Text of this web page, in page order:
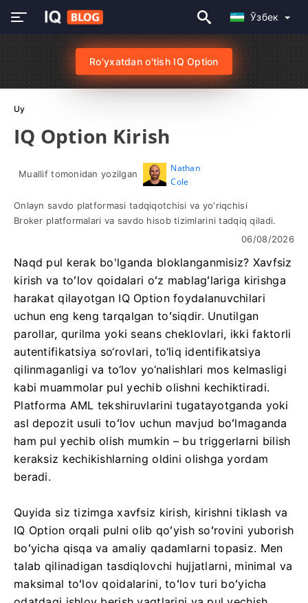
Ўзбек
Ro'yxatdan o'tish IQ Option
Uy
IQ Option Kirish
Muallif tomonidan yozilgan
Nathan
Cole
Onlayn savdo platformasi tadqiqotchisi va yo'riqchisi
Broker platformalari va savdo hisob tizimlarini tadqiq qiladi.
06/08/2026
Naqd pul kerak bo'lganda bloklanganmisiz? Xavfsiz
kirish va toʻlov qoidalari oʻz mablagʻlariga kirishga
harakat qilayotgan IQ Option foydalanuvchilari
uchun eng keng tarqalgan toʻsiqdir. Unutilgan
parollar, qurilma yoki seans cheklovlari, ikki faktorli
autentifikatsiya so‘rovlari, to‘liq identifikatsiya
qilinmaganligi va to‘lov yo‘nalishlari mos kelmasligi
kabi muammolar pul yechib olishni kechiktiradi.
Platforma AML tekshiruvlarini tugatayotganda yoki
asl depozit usuli toʻlov uchun mavjud boʻlmaganda
ham pul yechib olish mumkin – bu triggerlarni bilish
keraksiz kechikishlarning oldini olishga yordam
beradi.
Quyida siz tizimga xavfsiz kirish, kirishni tiklash va
IQ Option orqali pulni olib qoʻyish soʻrovini yuborish
boʻyicha qisqa va amaliy qadamlarni topasiz. Men
talab qilinadigan tasdiqlovchi hujjatlarni, minimal va
maksimal toʻlov qoidalarini, toʻlov turi boʻyicha